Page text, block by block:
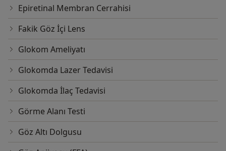
Epiretinal Membran Cerrahisi
Fakik Göz İçi Lens
Glokom Ameliyatı
Glokomda Lazer Tedavisi
Glokomda İlaç Tedavisi
Görme Alanı Testi
Göz Altı Dolgusu